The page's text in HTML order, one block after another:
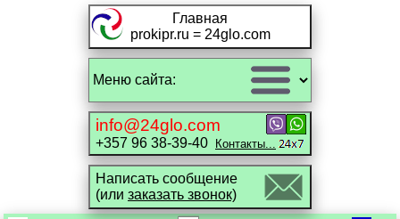
Главная
prokipr.ru = 24glo.com
info@24glo.com
+357 96 38-39-40 Контакты...
Написать сообщение
(или заказать звонок)